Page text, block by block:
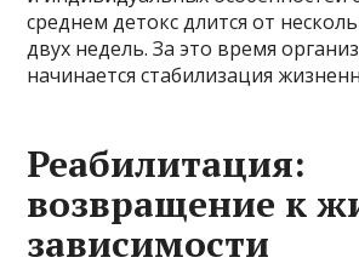
среднем детокс длится от
двух недель. За это время
начинается стабилизация
Реабилитация:
возвращение к
зависимости